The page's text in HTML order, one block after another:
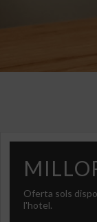
Oferta sols
l'hotel.